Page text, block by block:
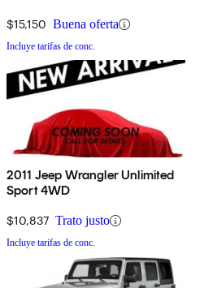
$15,150 Buena oferta
Incluye tarifas de conc.
2011 Jeep Wrangler Unlimited
Sport 4WD
$10,837 Trato justo
Incluye tarifas de conc.